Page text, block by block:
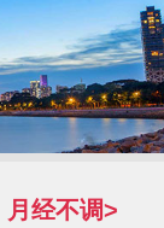
月经不调>